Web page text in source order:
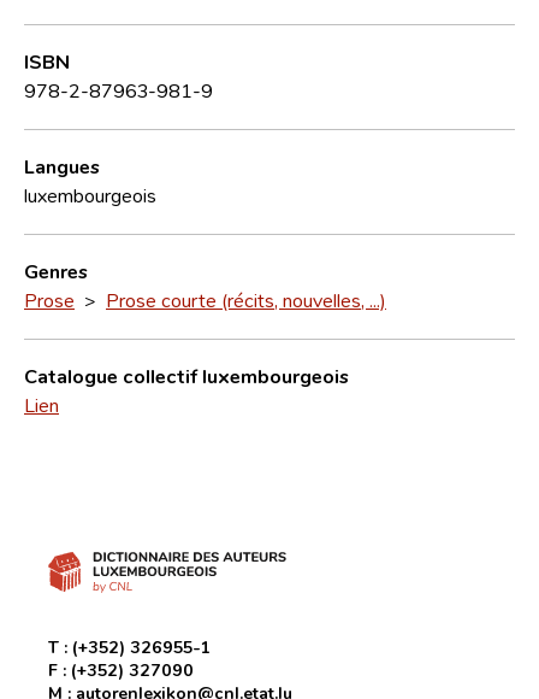
ISBN
978-2-87963-981-9
Langues
luxembourgeois
Genres
Prose > Prose courte (récits, nouvelles, ...)
Catalogue collectif luxembourgeois
Lien
T : (+352) 326955-1
F : (+352) 327090
M : autorenlexikon@cnl.etat.lu